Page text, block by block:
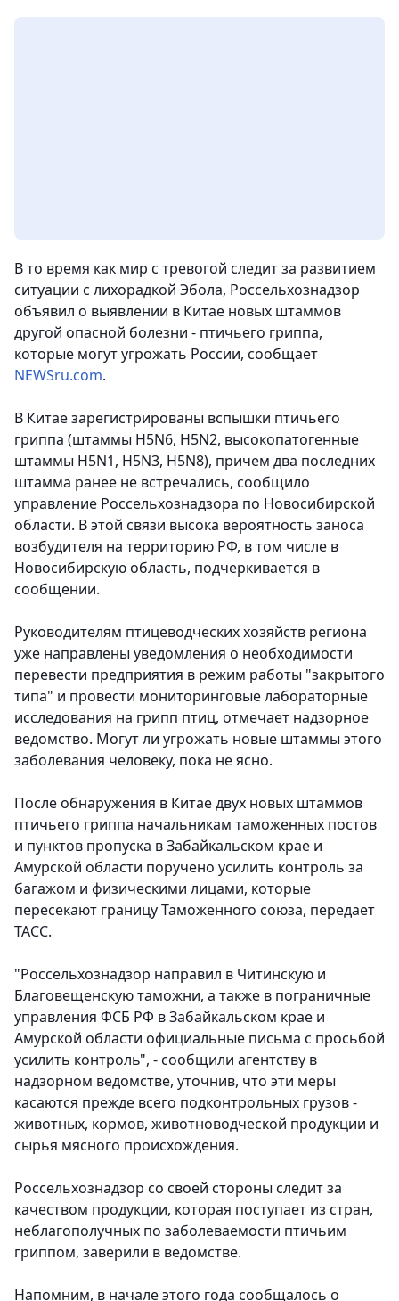
В то время как мир с тревогой следит за развитием
ситуации с лихорадкой Эбола, Россельхознадзор
объявил о выявлении в Китае новых штаммов
другой опасной болезни - птичьего гриппа,
которые могут угрожать России, сообщает
NEWSru.com.
В Китае зарегистрированы вспышки птичьего
гриппа (штаммы H5N6, H5N2, высокопатогенные
штаммы H5N1, H5N3, H5N8), причем два последних
штамма ранее не встречались, сообщило
управление Россельхознадзора по Новосибирской
области. В этой связи высока вероятность заноса
возбудителя на территорию РФ, в том числе в
Новосибирскую область, подчеркивается в
сообщении.
Руководителям птицеводческих хозяйств региона
уже направлены уведомления о необходимости
перевести предприятия в режим работы "закрытого
типа" и провести мониторинговые лабораторные
исследования на грипп птиц, отмечает надзорное
ведомство. Могут ли угрожать новые штаммы этого
заболевания человеку, пока не ясно.
После обнаружения в Китае двух новых штаммов
птичьего гриппа начальникам таможенных постов
и пунктов пропуска в Забайкальском крае и
Амурской области поручено усилить контроль за
багажом и физическими лицами, которые
пересекают границу Таможенного союза, передает
ТАСС.
"Россельхознадзор направил в Читинскую и
Благовещенскую таможни, а также в пограничные
управления ФСБ РФ в Забайкальском крае и
Амурской области официальные письма с просьбой
усилить контроль", - сообщили агентству в
надзорном ведомстве, уточнив, что эти меры
касаются прежде всего подконтрольных грузов -
животных, кормов, животноводческой продукции и
сырья мясного происхождения.
Россельхознадзор со своей стороны следит за
качеством продукции, которая поступает из стран,
неблагополучных по заболеваемости птичьим
гриппом, заверили в ведомстве.
Напомним, в начале этого года сообщалось о